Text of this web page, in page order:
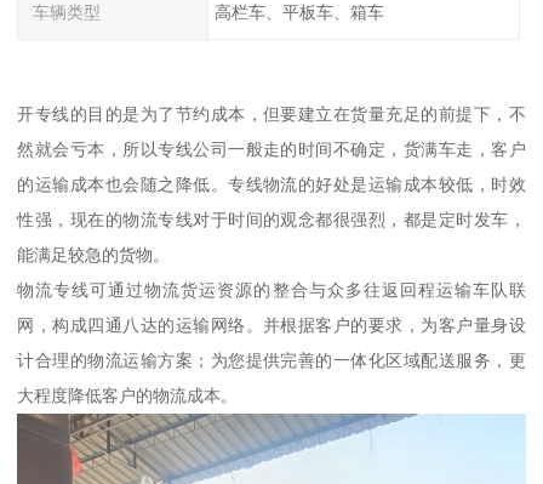
车辆类型 高栏车、平板车、箱车
开专线的目的是为了节约成本，但要建立在货量充足的前提下，不
然就会亏本，所以专线公司一般走的时间不确定，货满车走，客户
的运输成本也会随之降低。专线物流的好处是运输成本较低，时效
性强，现在的物流专线对于时间的观念都很强烈，都是定时发车，
能满足较急的货物。
物流专线可通过物流货运资源的整合与众多往返回程运输车队联
网，构成四通八达的运输网络。并根据客户的要求，为客户量身设
计合理的物流运输方案；为您提供完善的一体化区域配送服务，更
大程度降低客户的物流成本。